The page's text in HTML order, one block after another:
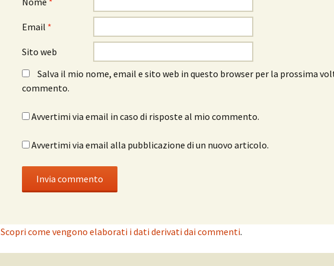
Email *
Sito web
Salva il mio nome, email e sito web in questo browser per la prossima
commento.
Avvertimi via email in caso di risposte al mio commento.
Avvertimi via email alla pubblicazione di un nuovo articolo.
Scopri come vengono elaborati i dati derivati dai commenti.